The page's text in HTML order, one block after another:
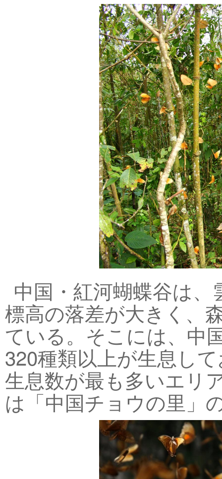
中国・紅河蝴蝶谷は
標高の落差が大きく、
ている。そこには、中
320種類以上が生息し
生息数が最も多いエリ
は「中国チョウの里」